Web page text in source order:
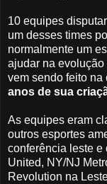
10 equipes
um desses times
normalmente um
ajudar na
vem sendo feito na
anos de sua
As equipes eram
outros esportes
conferência leste e
United, NY/NJ
Revolution na